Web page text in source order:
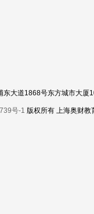
大道1868号东方城市大厦
号-1 版权所有 上海奥财教